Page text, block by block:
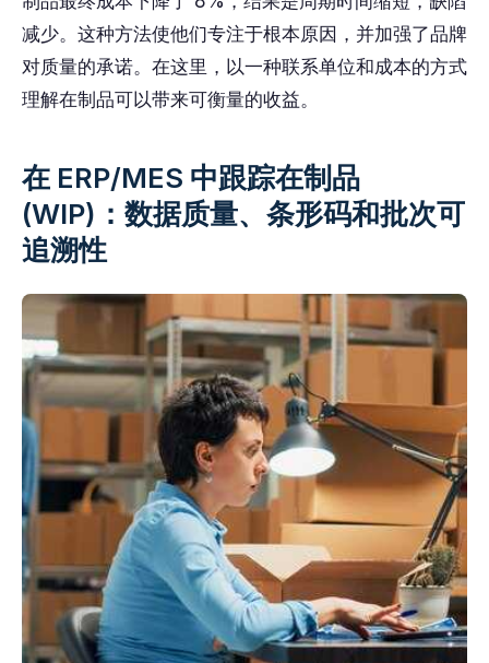
减少。这种方法使他们专注于根本原因，并加强了品牌
对质量的承诺。在这里，以一种联系单位和成本的方式
理解在制品可以带来可衡量的收益。
在 ERP/MES 中跟踪在制品
(WIP)：数据质量、条形码和批次可
追溯性